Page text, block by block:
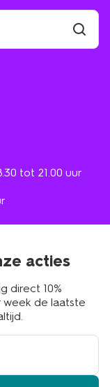
tot 21.00 uur
acties
direct 10%
de laatste